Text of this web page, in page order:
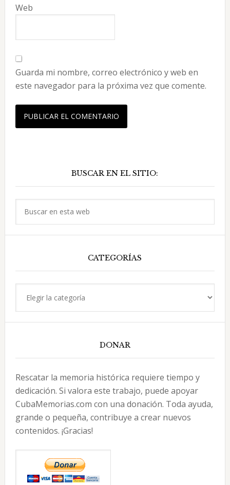
Web
Guarda mi nombre, correo electrónico y web en
este navegador para la próxima vez que comente.
principal
BUSCAR EN EL SITIO:
CATEGORÍAS
DONAR
Rescatar la memoria histórica requiere tiempo y
dedicación. Si valora este trabajo, puede apoyar
CubaMemorias.com con una donación. Toda ayuda,
grande o pequeña, contribuye a crear nuevos
contenidos. ¡Gracias!